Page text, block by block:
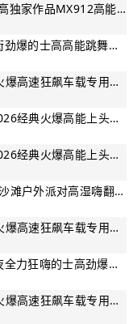
作品MX912高能跳舞DJ串烧
爆的士高高能跳舞DJ串烧
狂飙车载专用高能DJ串烧V3
火爆高能上头音乐DJ串烧V6
火爆高能上头音乐DJ串烧V3
户外派对高湿嗨翻私人Party DJ串烧
狂飙车载专用高能DJ串烧V2
狂嗨的士高劲爆跳舞DJ串烧
狂飙车载专用高能DJ串烧V1